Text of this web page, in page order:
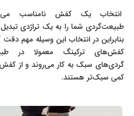
انتخاب یک کفش نامناسب
طبیعت‌گردی شما را به یک تراژدی
بنابراین در انتخاب این وسیله مهم دقت
کفش‌های ترکینگ معمولا در
گردی‌های سبک به کار می‌روند و از
کمی سبک‌تر هستند.